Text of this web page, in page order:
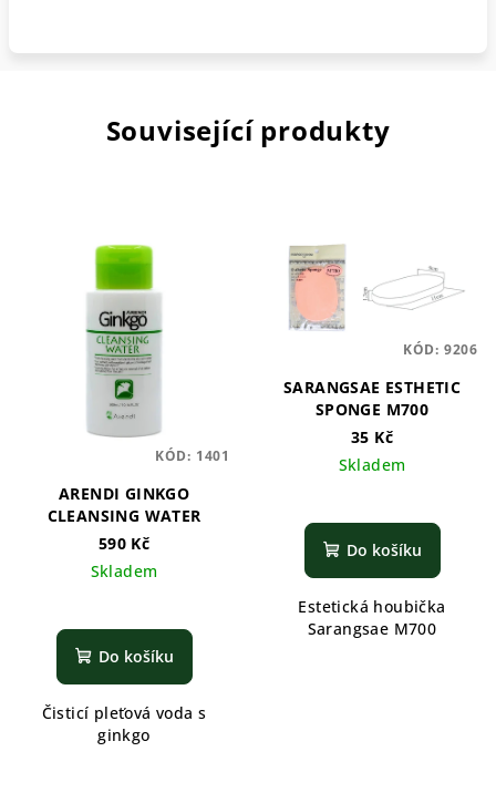
Související produkty
ARENDI GINKGO
CLEANSING WATER
590 Kč
Skladem
Do košíku
Čisticí pleťová voda s
ginkgo
KÓD: 1401
SARANGSAE ESTHETIC
SPONGE M700
35 Kč
Skladem
Do košíku
Estetická houbička
Sarangsae M700
KÓD: 9206